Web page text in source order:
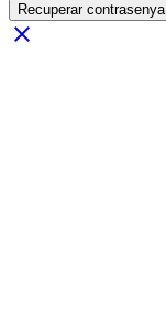
Recuperar contrasenya
close